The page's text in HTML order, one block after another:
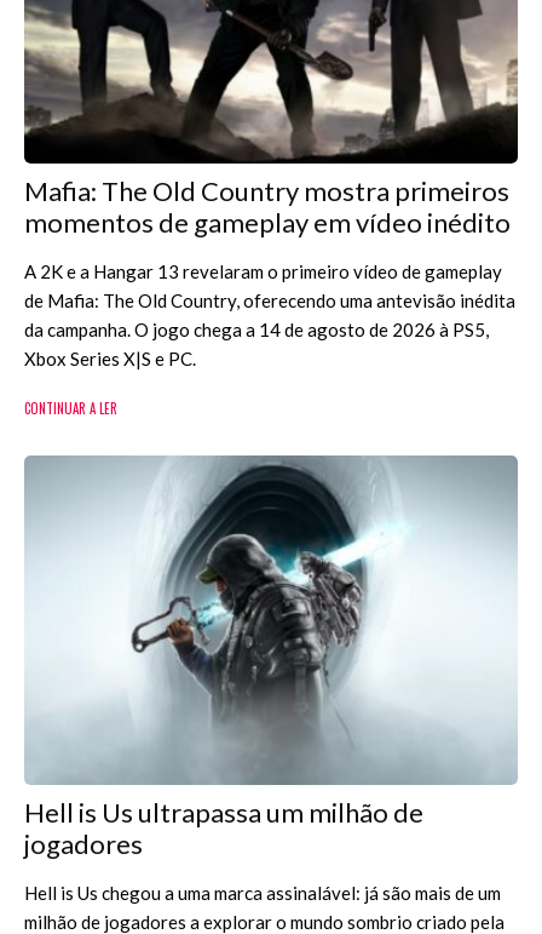
Mafia: The Old Country mostra primeiros
momentos de gameplay em vídeo inédito
A 2K e a Hangar 13 revelaram o primeiro vídeo de gameplay
de Mafia: The Old Country, oferecendo uma antevisão inédita
da campanha. O jogo chega a 14 de agosto de 2026 à PS5,
Xbox Series X|S e PC.
CONTINUAR A LER
Hell is Us ultrapassa um milhão de
jogadores
Hell is Us chegou a uma marca assinalável: já são mais de um
milhão de jogadores a explorar o mundo sombrio criado pela